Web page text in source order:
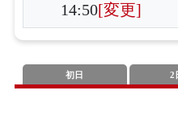
14:50[変更]
初日 2